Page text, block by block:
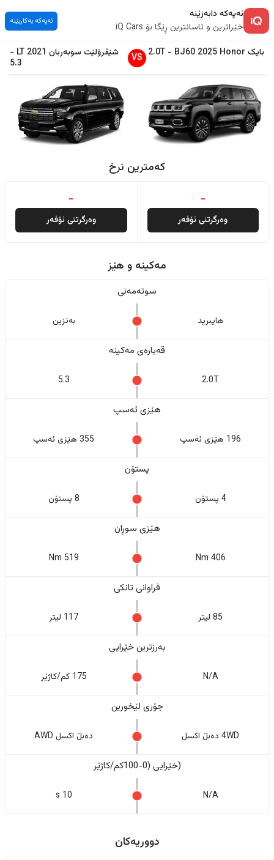
ئەپەکە دابەزێنە
خێراترین و ئاسانترین ڕێگا بۆ iQ Cars
ئەپەکە بەکاربێنە
بایک BJ60 2025 Honor
-
2.0T
VS شێڤرۆلێت سوبەربان 2021
LT
-
5.3
کەمترین نرخ
-
وەرگرتنی ئۆفەر
-
وەرگرتنی ئۆفەر
مەکینە و هێز
سوتەمەنی
هایبرید بەنزین
قەبارەی مەکینە
2.0T
5.3
هێزی ئەسپ
196 هێزی ئەسپ 355 هێزی ئەسپ
پستۆن
4 پستۆن 8 پستۆن
هێزی سوڕان
406 Nm
519 Nm
فراوانی تانکی
85 لیتر 117 لیتر
بەرزترین خێرایی
N/A 175 کم/کاژێر
جۆری لێخورین
4WD دەبڵ اکسل دەبڵ اکسل AWD
(خێرایی (0-100کم/کاژێر
N/A
10 s
دووریەکان